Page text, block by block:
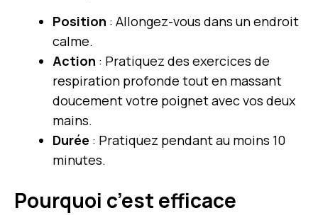
Position : Allongez-vous dans un endroit
calme.
Action : Pratiquez des exercices de
respiration profonde tout en massant
doucement votre poignet avec vos deux
mains.
Durée : Pratiquez pendant au moins 10
minutes.
Pourquoi c’est efficace